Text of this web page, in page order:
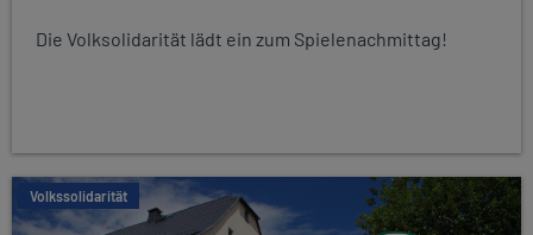
Die Volksolidarität lädt ein zum Spielenachmittag!
Volkssolidarität